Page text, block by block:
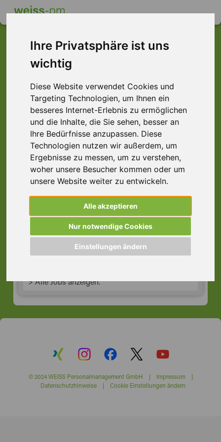
Ihre Privatsphäre ist uns
wichtig
Diese Website verwendet Cookies und
Targeting Technologien, um Ihnen ein
besseres Internet-Erlebnis zu ermöglichen
und die Inhalte, die Sie sehen, besser an
Ihre Bedürfnisse anzupassen. Diese
Technologien nutzen wir außerdem, um
Ergebnisse zu messen, um zu verstehen,
woher unsere Besucher kommen oder um
unsere Website weiter zu entwickeln.
Alle akzeptieren
Nur notwendige Cookies
Einstellungen ändern
Dieser Job ist leider
nicht mehr verfügbar ...
... aber vielleicht ist hier etwas dabei:
THT-Löter (m/w/d) SMD/ESD, Seevetal
21217 Seevetal
> Alle Jobs anzeigen.
© 2024 WEISS Personalmanagement GmbH | Impressum|
Datenschutzhinweise| Cookie Einstellungen ändern